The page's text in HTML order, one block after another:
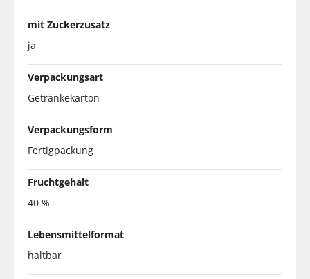
mit Zuckerzusatz
ja
Verpackungsart
Getränkekarton
Verpackungsform
Fertigpackung
Fruchtgehalt
40 %
Lebensmittelformat
haltbar